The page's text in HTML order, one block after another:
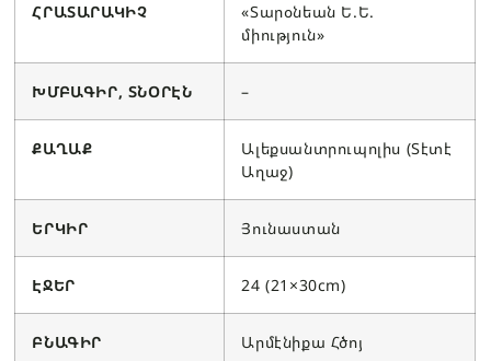
ՀՐԱՏԱՐԱԿԻՉ
«Տարօնեան Ե.Ե.
միություն»
ԽՄԲԱԳԻՐ, ՏՆՕՐԷՆ –
ՔԱՂԱՔ
Ալեքսանտրուպոլիս (Տէտէ
Աղաջ)
ԵՐԿԻՐ Յունաստան
ԷՋԵՐ 24 (21×30cm)
ԲՆԱԳԻՐ Արմէնիքա Հծոյ